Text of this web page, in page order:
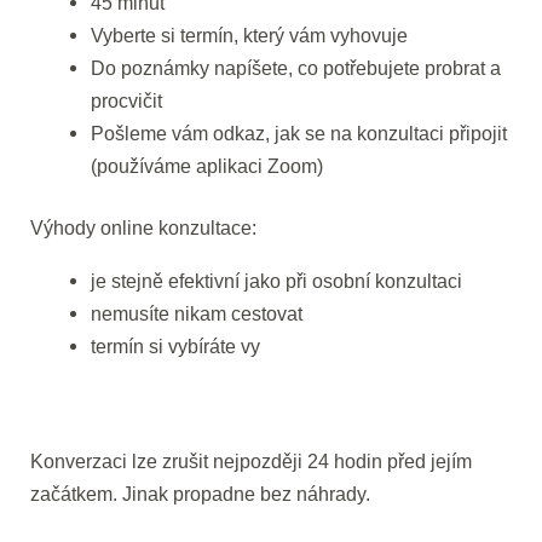
Vyberte si termín, který vám vyhovuje
Do poznámky napíšete, co potřebujete probrat a
procvičit
Pošleme vám odkaz, jak se na konzultaci připojit
(používáme aplikaci Zoom)
Výhody online konzultace:
je stejně efektivní jako při osobní konzultaci
nemusíte nikam cestovat
termín si vybíráte vy
Konverzaci lze zrušit nejpozději 24 hodin před jejím
začátkem. Jinak propadne bez náhrady.